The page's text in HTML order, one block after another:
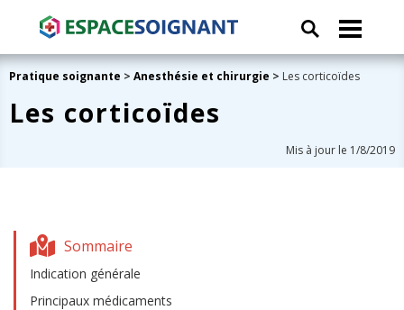
Pratique soignante > Anesthésie et chirurgie > Les corticoïdes
Les corticoïdes
Mis à jour le 1/8/2019
Sommaire
Indication générale
Principaux médicaments